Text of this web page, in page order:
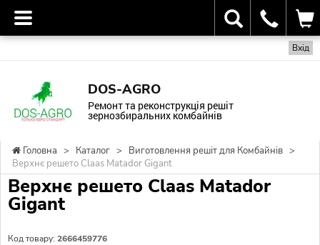
Вхід
DOS-AGRO
Ремонт та реконструкція решіт
зернозбиральних комбайнів
Головна > Каталог > Виготовлення решіт для Комбайнів >
Верхнє решето Claas Matador Gigant
Верхнє решето Claas Matador
Gigant
Код товару: 2666459776